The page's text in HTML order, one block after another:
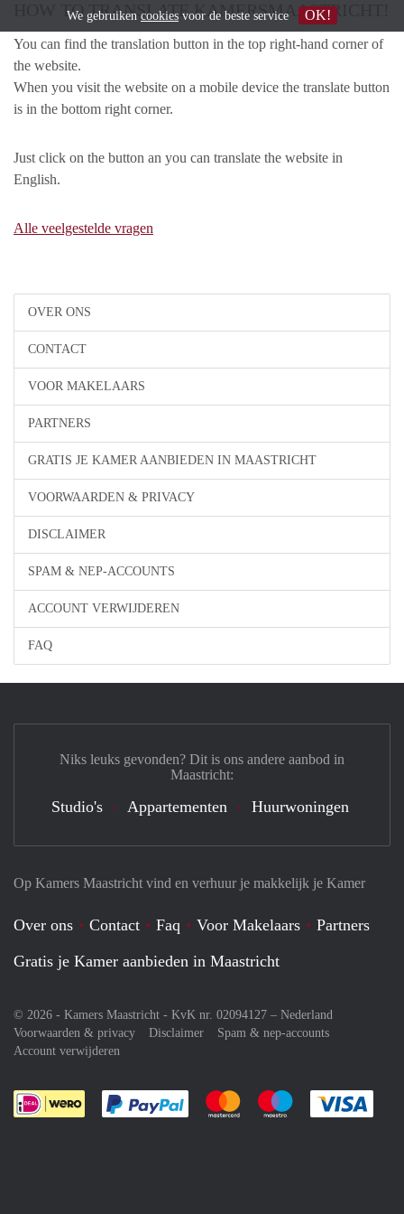
OVER ONS
CONTACT
VOOR MAKELAARS
PARTNERS
GRATIS JE KAMER AANBIEDEN IN MAASTRICHT
VOORWAARDEN & PRIVACY
DISCLAIMER
SPAM & NEP-ACCOUNTS
ACCOUNT VERWIJDEREN
FAQ
HOW TO TRANSLATE KAMERSMAASTRICHT!
You can find the translation button in the top right-hand corner of
the website.
When you visit the website on a mobile device the translate button
is in the bottom right corner.
Just click on the button an you can translate the website in
English.
Alle veelgestelde vragen
Op Kamers Maastricht vind en verhuur je makkelijk je Kamer
Over ons Contact Faq Voor Makelaars
Partners
Gratis je Kamer aanbieden in Maastricht
© 2026 - Kamers Maastricht - KvK nr. 02094127 – Nederland
Voorwaarden & privacy
Disclaimer
Spam & nep-accounts
Account verwijderen
Je rekent gemakkelijk af met Paypal
Je rekent gemakkelijk af met
Je rekent
Niks leuks gevonden? Dit is ons andere aanbod in
Maastricht:
Studio's Appartementen Huurwoningen
We gebruiken cookies voor de beste service OK!